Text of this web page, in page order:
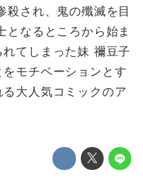
殺され、鬼の殲滅を目
なるところから始ま
てしまった妹 禰豆子
をモチベーションとす
大人気コミックのア